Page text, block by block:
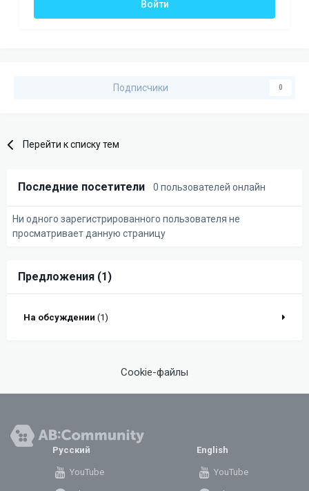
Войти
Подписчики 0
Перейти к списку тем
Последние посетители 0 пользователей онлайн
Ни одного зарегистрированного пользователя не
просматривает данную страницу
Предложения (1)
На обсуждении (1)
Cookie-файлы
Русский
YouTube
English
YouTube